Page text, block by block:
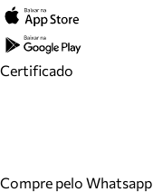
Certificado
Compre pelo Whatsapp